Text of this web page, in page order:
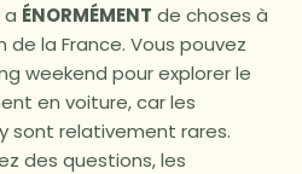
a ÉNORMÉMENT de choses à
la France. Vous pouvez
weekend pour explorer le
en voiture, car les
sont relativement rares.
des questions, les